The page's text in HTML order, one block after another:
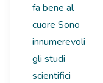
fa bene al
cuore Sono
innumerevoli
gli studi
scientifici